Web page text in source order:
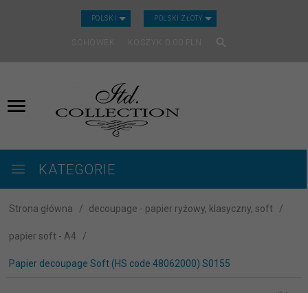
POLSKI CURRENCY_H
POLSKI ZŁOTY
SCHOWEK KOSZYK
KATEGORIE
Strona główna decoupage - papier ryżowy, klasyczny, soft
papier soft - A4
Papier decoupage Soft (HS code 48062000) S0155